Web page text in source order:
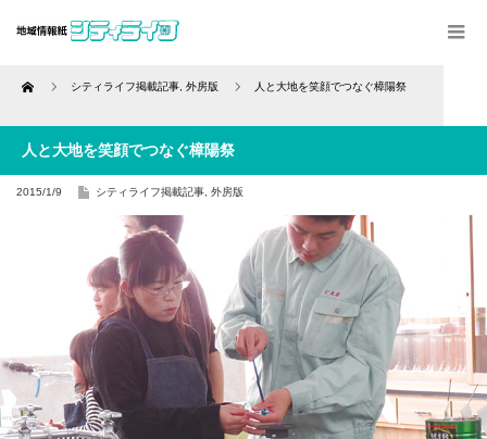
Home シティライフ掲載記事 外房版 人と大地を笑顔でつなぐ樟陽祭
人と大地を笑顔でつなぐ樟陽祭
2015/1/9 シティライフ掲載記事 外房版